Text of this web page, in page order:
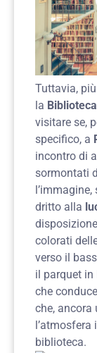
Tuttavia,
la
visitare se,
specifico, a
incontro di
sormontati
dritto alla
colorati
verso il
il parquet in
che
che, ancora
l’atmosfera
biblioteca.